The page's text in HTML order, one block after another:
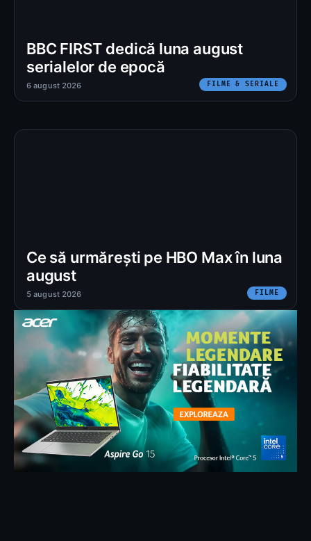
BBC FIRST dedică luna august
serialelor de epocă
FILME & SERIALE
6 august 2026
Ce să urmărești pe HBO Max în luna
august
FILME
5 august 2026